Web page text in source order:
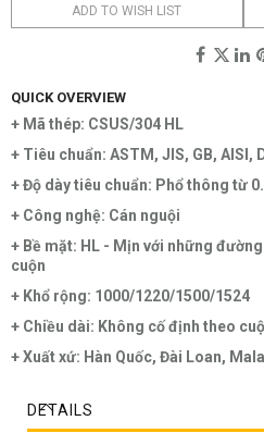
ADD TO WISH LIST
QUICK OVERVIEW
+ Mã thép: CSUS/304 HL
+ Tiêu chuẩn: ASTM, JIS, GB, AISI,
+ Độ dày tiêu chuẩn: Phổ thông từ
+ Công nghệ: Cán nguội
+ Bề mặt: HL - Mịn với những
cuộn
+ Khổ rộng: 1000/1220/1500/1524
+ Chiều dài: Không cố định theo
+ Xuất xứ: Hàn Quốc, Đài Loan,
DETAILS